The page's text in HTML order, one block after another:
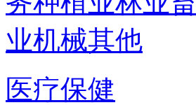
业机械其他
医疗保健